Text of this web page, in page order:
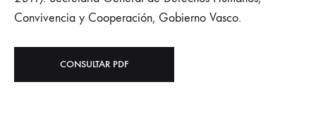
Convivencia y Cooperación, Gobierno Vasco.
CONSULTAR PDF